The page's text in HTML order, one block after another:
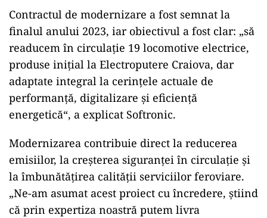
Contractul de modernizare a fost semnat la
finalul anului 2023, iar obiectivul a fost clar: „să
readucem în circulație 19 locomotive electrice,
produse inițial la Electroputere Craiova, dar
adaptate integral la cerințele actuale de
performanță, digitalizare și eficiență
energetică“, a explicat Softronic.
Modernizarea contribuie direct la reducerea
emisiilor, la creșterea siguranței în circulație și
la îmbunătățirea calității serviciilor feroviare.
„Ne-am asumat acest proiect cu încredere, știind
că prin expertiza noastră putem livra